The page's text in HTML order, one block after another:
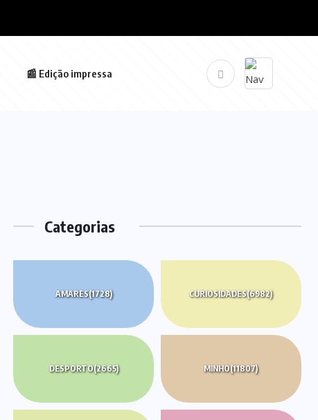
📰 Edição impressa
Categorias
AMARES(1728) CURIOSIDADES(6982)
DESPORTO(2665) MINHO(11807)